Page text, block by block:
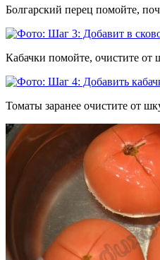
Болгарский перец помойте,
Кабачки помойте, очистите от
Томаты заранее очистите от